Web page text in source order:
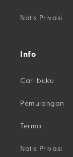
Notis Privasi
Info
Cari buku
Pemulangan
Terma
Notis Privasi